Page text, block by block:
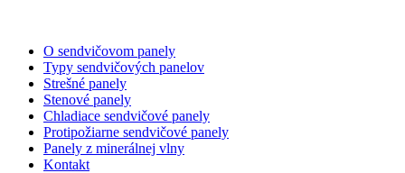
O sendvičovom panely
Typy sendvičových panelov
Strešné panely
Stenové panely
Chladiace sendvičové panely
Protipožiarne sendvičové panely
Panely z minerálnej vlny
Kontakt